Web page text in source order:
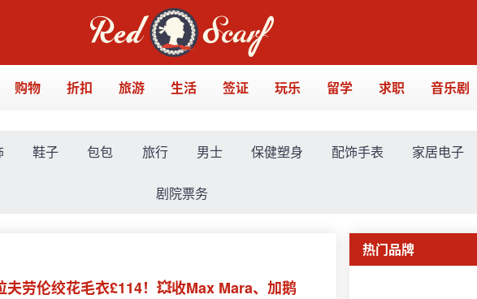
购物 折扣 旅游 生活 签证 玩乐 留学 求职 音乐剧
鞋子 包包 旅行 男士 保健塑身 配饰手表 家居电子
剧院票务
劳伦绞花毛衣£114！💥收Max Mara、加鹅
热门品牌